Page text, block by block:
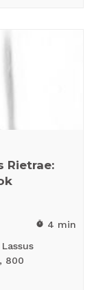
Rietrae:
timer 4 min
800